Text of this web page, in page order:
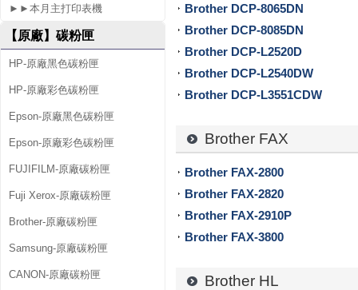
匣
、
墨
匣
、
影
印
紙
►►本月主打印表機
【原廠】碳粉匣
HP-原廠黑色碳粉匣
HP-原廠彩色碳粉匣
Epson-原廠黑色碳粉匣
Epson-原廠彩色碳粉匣
FUJIFILM-原廠碳粉匣
Fuji Xerox-原廠碳粉匣
Brother-原廠碳粉匣
Samsung-原廠碳粉匣
CANON-原廠碳粉匣
Brother DCP-8065DN
Brother DCP-8085DN
Brother DCP-L2520D
Brother DCP-L2540DW
Brother DCP-L3551CDW
Brother FAX
Brother FAX-2800
Brother FAX-2820
Brother FAX-2910P
Brother FAX-3800
Brother HL